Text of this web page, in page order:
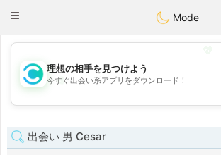
olombiaCitas
Toggle
Mode
💖
💕
理想の相手を見つけよう
今すぐ出会い系アプリをダウンロード！
出会い 男 Cesar